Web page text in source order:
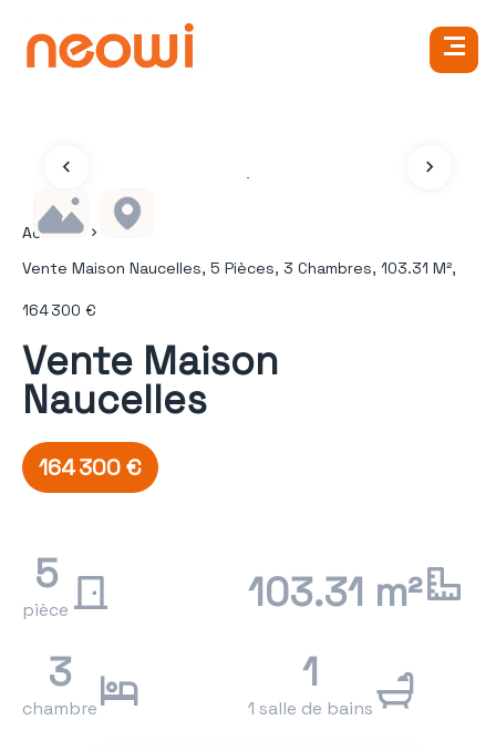
Accueil
Vente Maison Naucelles, 5 Pièces, 3 Chambres, 103.31 M²,
164 300 €
Vente Maison
Naucelles
164 300 €
5
pièce
103.31 m²
3
chambre
1
1 salle de bains